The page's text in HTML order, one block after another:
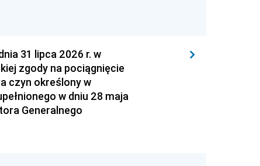
31 lipca 2026 r. w
zgody na pociągnięcie
czyn określony w
w dniu 28 maja
Generalnego